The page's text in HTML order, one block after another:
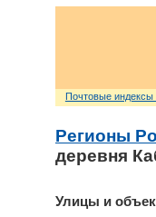
Почтовые индексы
Регионы
деревня
Улицы и